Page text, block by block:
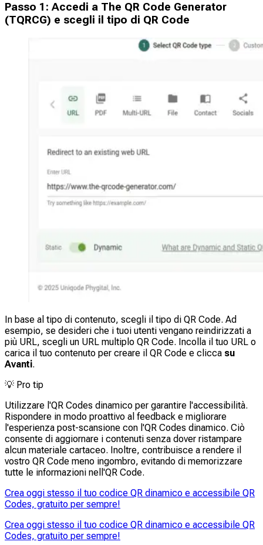
Passo 1: Accedi a The QR Code Generator
(TQRCG) e scegli il tipo di QR Code
In base al tipo di contenuto, scegli il tipo di QR Code. Ad
esempio, se desideri che i tuoi utenti vengano reindirizzati a
più URL, scegli un URL multiplo QR Code. Incolla il tuo URL o
carica il tuo contenuto per creare il QR Code e clicca su
Avanti.
💡 Pro tip
Utilizzare l'QR Codes dinamico per garantire l'accessibilità.
Rispondere in modo proattivo al feedback e migliorare
l'esperienza post-scansione con l'QR Codes dinamico. Ciò
consente di aggiornare i contenuti senza dover ristampare
alcun materiale cartaceo. Inoltre, contribuisce a rendere il
vostro QR Code meno ingombro, evitando di memorizzare
tutte le informazioni nell'QR Code.
Crea oggi stesso il tuo codice QR dinamico e accessibile QR
Codes, gratuito per sempre!
Crea oggi stesso il tuo codice QR dinamico e accessibile QR
Codes, gratuito per sempre!